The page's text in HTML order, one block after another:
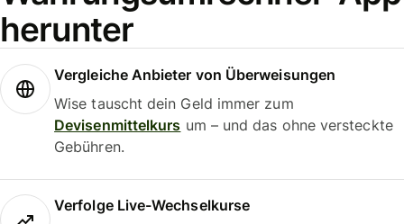
herunter
Vergleiche Anbieter von Überweisungen
Wise tauscht dein Geld immer zum
Devisenmittelkurs um – und das ohne versteckte
Gebühren.
Verfolge Live-Wechselkurse